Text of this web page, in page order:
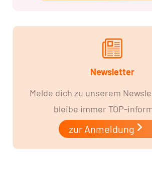
Newsletter
Melde dich zu unserem
bleibe immer TOP-
zur Anmeldung